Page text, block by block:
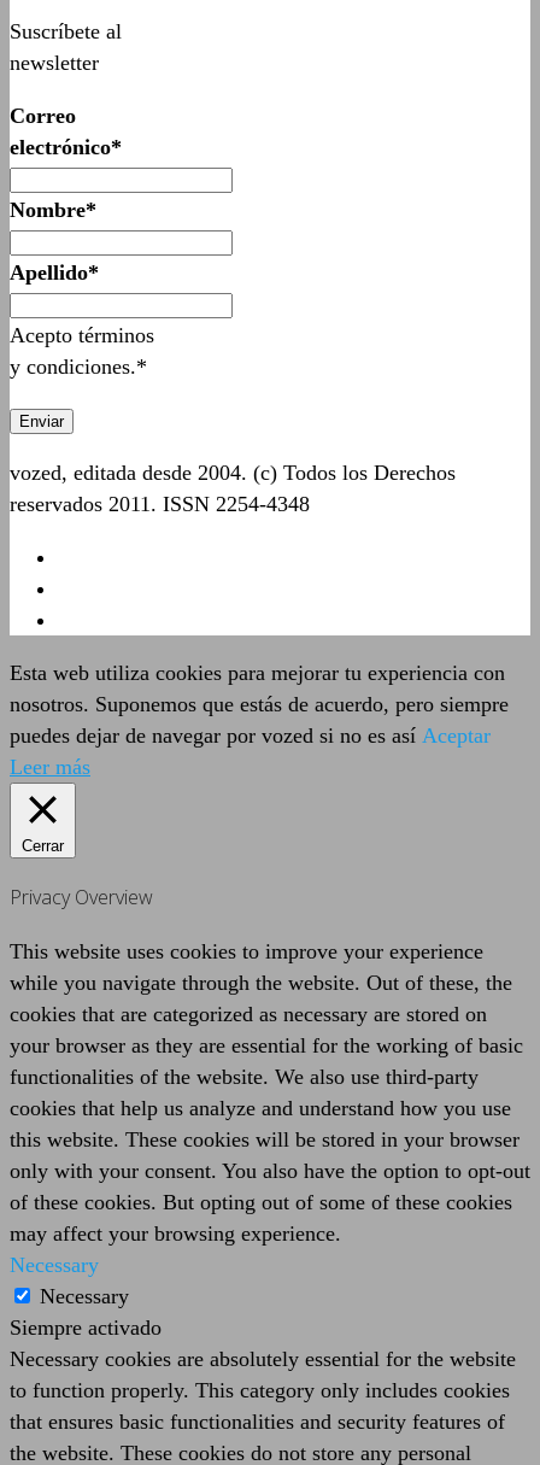
Suscríbete al
newsletter
Correo
electrónico*
Nombre*
Apellido*
Acepto términos
y condiciones.*
vozed, editada desde 2004. (c) Todos los Derechos
reservados 2011. ISSN 2254-4348
Esta web utiliza cookies para mejorar tu experiencia con
nosotros. Suponemos que estás de acuerdo, pero siempre
puedes dejar de navegar por vozed si no es así Aceptar
Leer más
Cerrar
Privacy Overview
This website uses cookies to improve your experience
while you navigate through the website. Out of these, the
cookies that are categorized as necessary are stored on
your browser as they are essential for the working of basic
functionalities of the website. We also use third-party
cookies that help us analyze and understand how you use
this website. These cookies will be stored in your browser
only with your consent. You also have the option to opt-out
of these cookies. But opting out of some of these cookies
may affect your browsing experience.
Necessary
Necessary
Siempre activado
Necessary cookies are absolutely essential for the website
to function properly. This category only includes cookies
that ensures basic functionalities and security features of
the website. These cookies do not store any personal